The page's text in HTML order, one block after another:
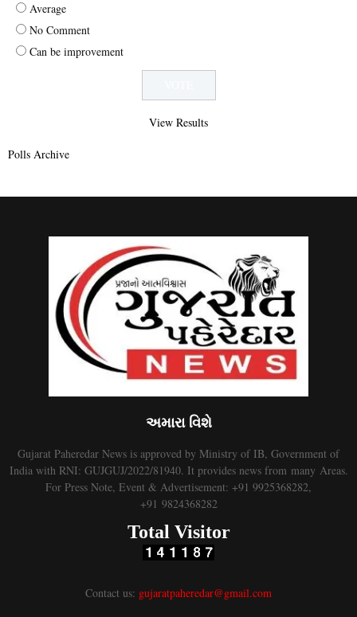
Average
No Comment
Can be improvement
View Results
Polls Archive
અમારા વિશે
Gujarat Paheredar News is approved by Ministry of IB, Government of
India with RNI: GUJGUJ/2022/81940. It provides news from many Areas.
For Press Note, Event & Advertisement: +91 9925368282,
+91 9824368282
Total Visitor
Contact us: gujaratpaheredar@gmail.com